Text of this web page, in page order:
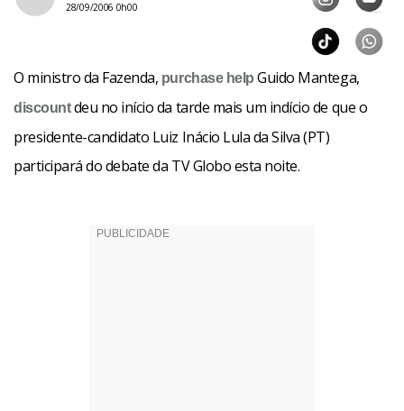
28/09/2006 0h00
O ministro da Fazenda, purchase help Guido Mantega,
discountdeu no início da tarde mais um indício de que o
presidente-candidato Luiz Inácio Lula da Silva (PT)
participará do debate da TV Globo esta noite.